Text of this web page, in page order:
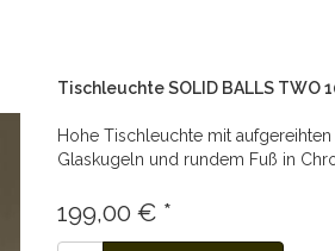
Tischleuchte SOLID BALLS TWO
Hohe Tischleuchte mit aufgereihten
Glaskugeln und rundem Fuß in
199,00 € *